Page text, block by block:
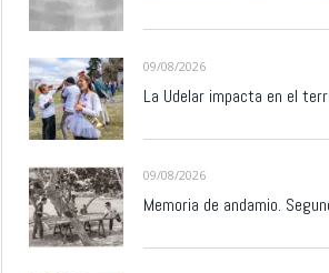
09/08/2026
La Udelar impacta en el
09/08/2026
Memoria de andamio.